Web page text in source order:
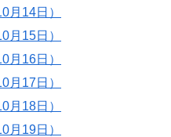
月14日）
月15日）
月16日）
月17日）
月18日）
月19日）